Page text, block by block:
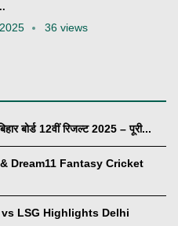
36 views
बोर्ड 12वीं रिजल्ट 2025 – पूरी...
Dream11 Fantasy Cricket
vs LSG Highlights Delhi